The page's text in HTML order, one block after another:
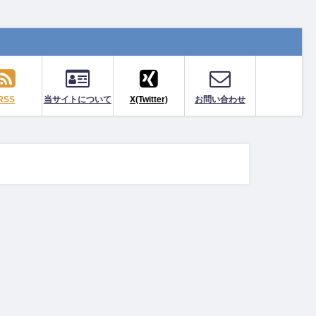
当サイトについて X(Twitter) お問い合わせ